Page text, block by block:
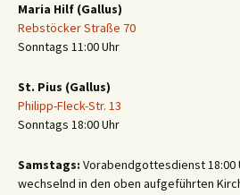
Maria Hilf (Gallus)
Rebstöcker Straße 70
Sonntags 11:00 Uhr
St. Pius (Gallus)
Philipp-Fleck-Str. 13
Sonntags 18:00 Uhr
Samstags: Vorabendgottesdienst 18:00
wechselnd in den oben aufgeführten